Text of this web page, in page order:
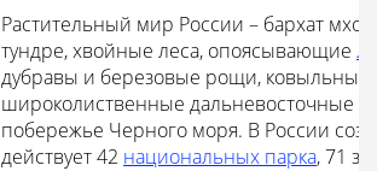
Растительный мир России – бархат
тундре, хвойные леса, опоясывающие
дубравы и березовые рощи, ковыльные
широколиственные дальневосточные
побережье Черного моря. В России
действует 42 национальных парка, 71